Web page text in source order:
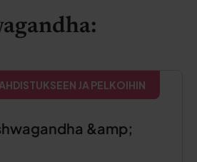
JA PELKOIHIN
&amp;